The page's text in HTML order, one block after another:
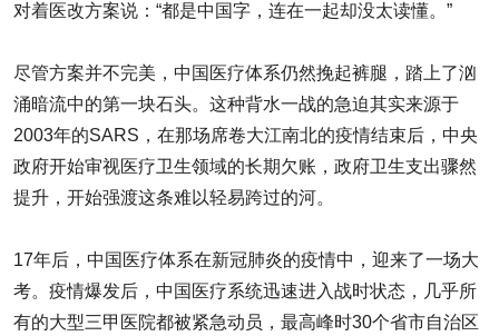
对着医改方案说：“都是中国字，连在一起却没太读懂。”
尽管方案并不完美，中国医疗体系仍然挽起裤腿，踏上了汹
涌暗流中的第一块石头。这种背水一战的急迫其实来源于
2003年的SARS，在那场席卷大江南北的疫情结束后，中央
政府开始审视医疗卫生领域的长期欠账，政府卫生支出骤然
提升，开始强渡这条难以轻易跨过的河。
17年后，中国医疗体系在新冠肺炎的疫情中，迎来了一场大
考。疫情爆发后，中国医疗系统迅速进入战时状态，几乎所
有的大型三甲医院都被紧急动员，最高峰时30个省市自治区